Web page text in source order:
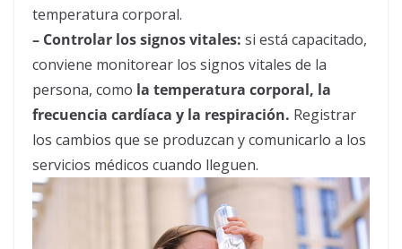
temperatura corporal.
– Controlar los signos vitales: si está capacitado,
conviene monitorear los signos vitales de la
persona, como la temperatura corporal, la
frecuencia cardíaca y la respiración. Registrar
los cambios que se produzcan y comunicarlo a los
servicios médicos cuando lleguen.